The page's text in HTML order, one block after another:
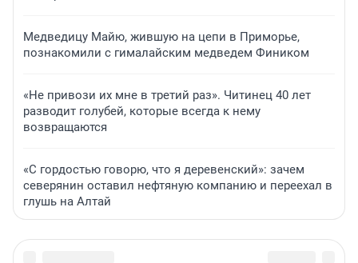
Медведицу Майю, жившую на цепи в Приморье,
познакомили с гималайским медведем Фиником
«Не привози их мне в третий раз». Читинец 40 лет
разводит голубей, которые всегда к нему
возвращаются
«С гордостью говорю, что я деревенский»: зачем
северянин оставил нефтяную компанию и переехал в
глушь на Алтай